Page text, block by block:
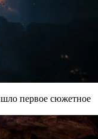
первое сюжетное